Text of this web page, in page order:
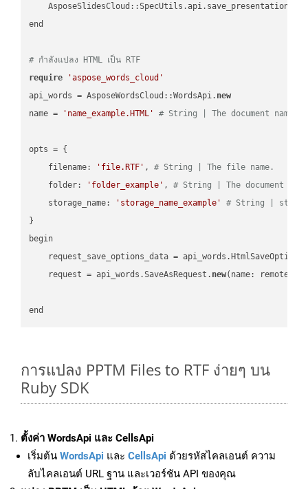
end
# กำลังแปลง HTML เป็น RTF
require
'aspose_words_cloud'
api_words = AsposeWordsCloud::WordsApi. new
name =
'name_example.HTML' # String | The document name.
opts = {
    filename:
'file.RTF' , # String | The file name.
    folder:
'folder_example' , # String | The document
    storage_name:
'storage_name_example'
# String |
}
begin
request_save_options_data =
    request = api_words.SaveAsRequest.
new(name:
การแปลง PPTM Files to RTF ง่ายๆ บน
Ruby SDK
ตั้งค่า WordsApi และ CellsApi
เริ่มต้น WordsApi และ CellsApi ด้วยรหัสไคลเอนต์ ความ
ลับไคลเอนต์ URL ฐาน และเวอร์ชัน API ของคุณ